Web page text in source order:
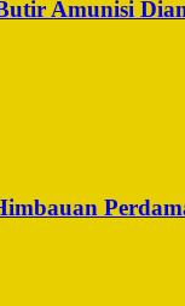
Amunisi